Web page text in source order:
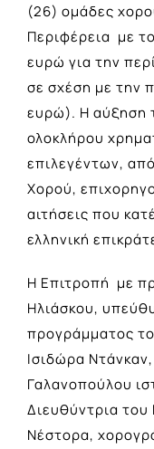
(26) ομάδες
Περιφέρεια με
ευρώ για την
σε σχέση με την
ευρώ). Η αύξηση
ολοκλήρου
επιλεγέντων,
Χορού,
αιτήσεις που
ελληνική
Η Επιτροπή με
Ηλιάσκου,
προγράμματος
Ισιδώρα
Γαλανοπούλου
Διευθύντρια
Νέστορα,